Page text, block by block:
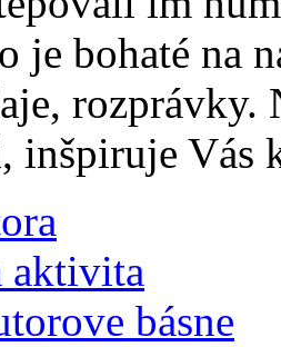
je bohaté na
rozprávky.
inšpiruje Vás
aktivita
básne